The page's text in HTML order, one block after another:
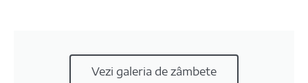
Vezi galeria de zâmbete